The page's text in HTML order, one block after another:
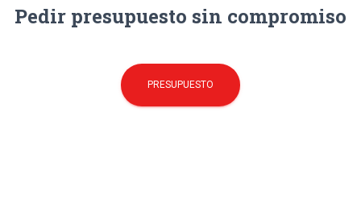
Pedir presupuesto sin compromiso
PRESUPUESTO